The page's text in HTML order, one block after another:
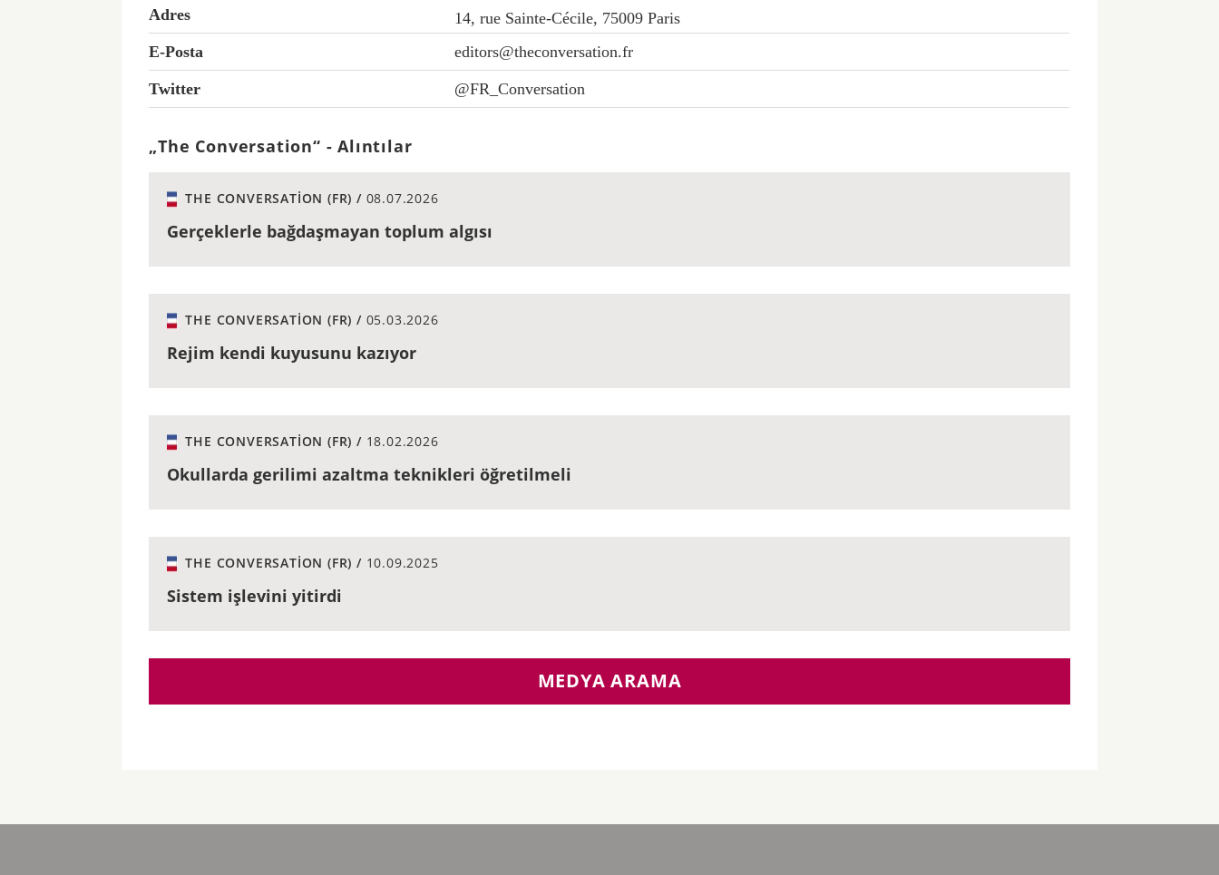
Adres
14, rue Sainte-Cécile, 75009 Paris
E-Posta
editors@theconversation.fr
Twitter @FR_Conversation
„The Conversation“ - Alıntılar
THE CONVERSATION (FR) / 08.07.2026
Gerçeklerle bağdaşmayan toplum algısı
THE CONVERSATION (FR) / 05.03.2026
Rejim kendi kuyusunu kazıyor
THE CONVERSATION (FR) / 18.02.2026
Okullarda gerilimi azaltma teknikleri öğretilmeli
THE CONVERSATION (FR) / 10.09.2025
Sistem işlevini yitirdi
MEDYA ARAMA